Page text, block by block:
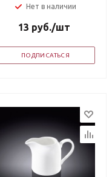
Нет в наличии
13 руб./шт
ПОДПИСАТЬСЯ